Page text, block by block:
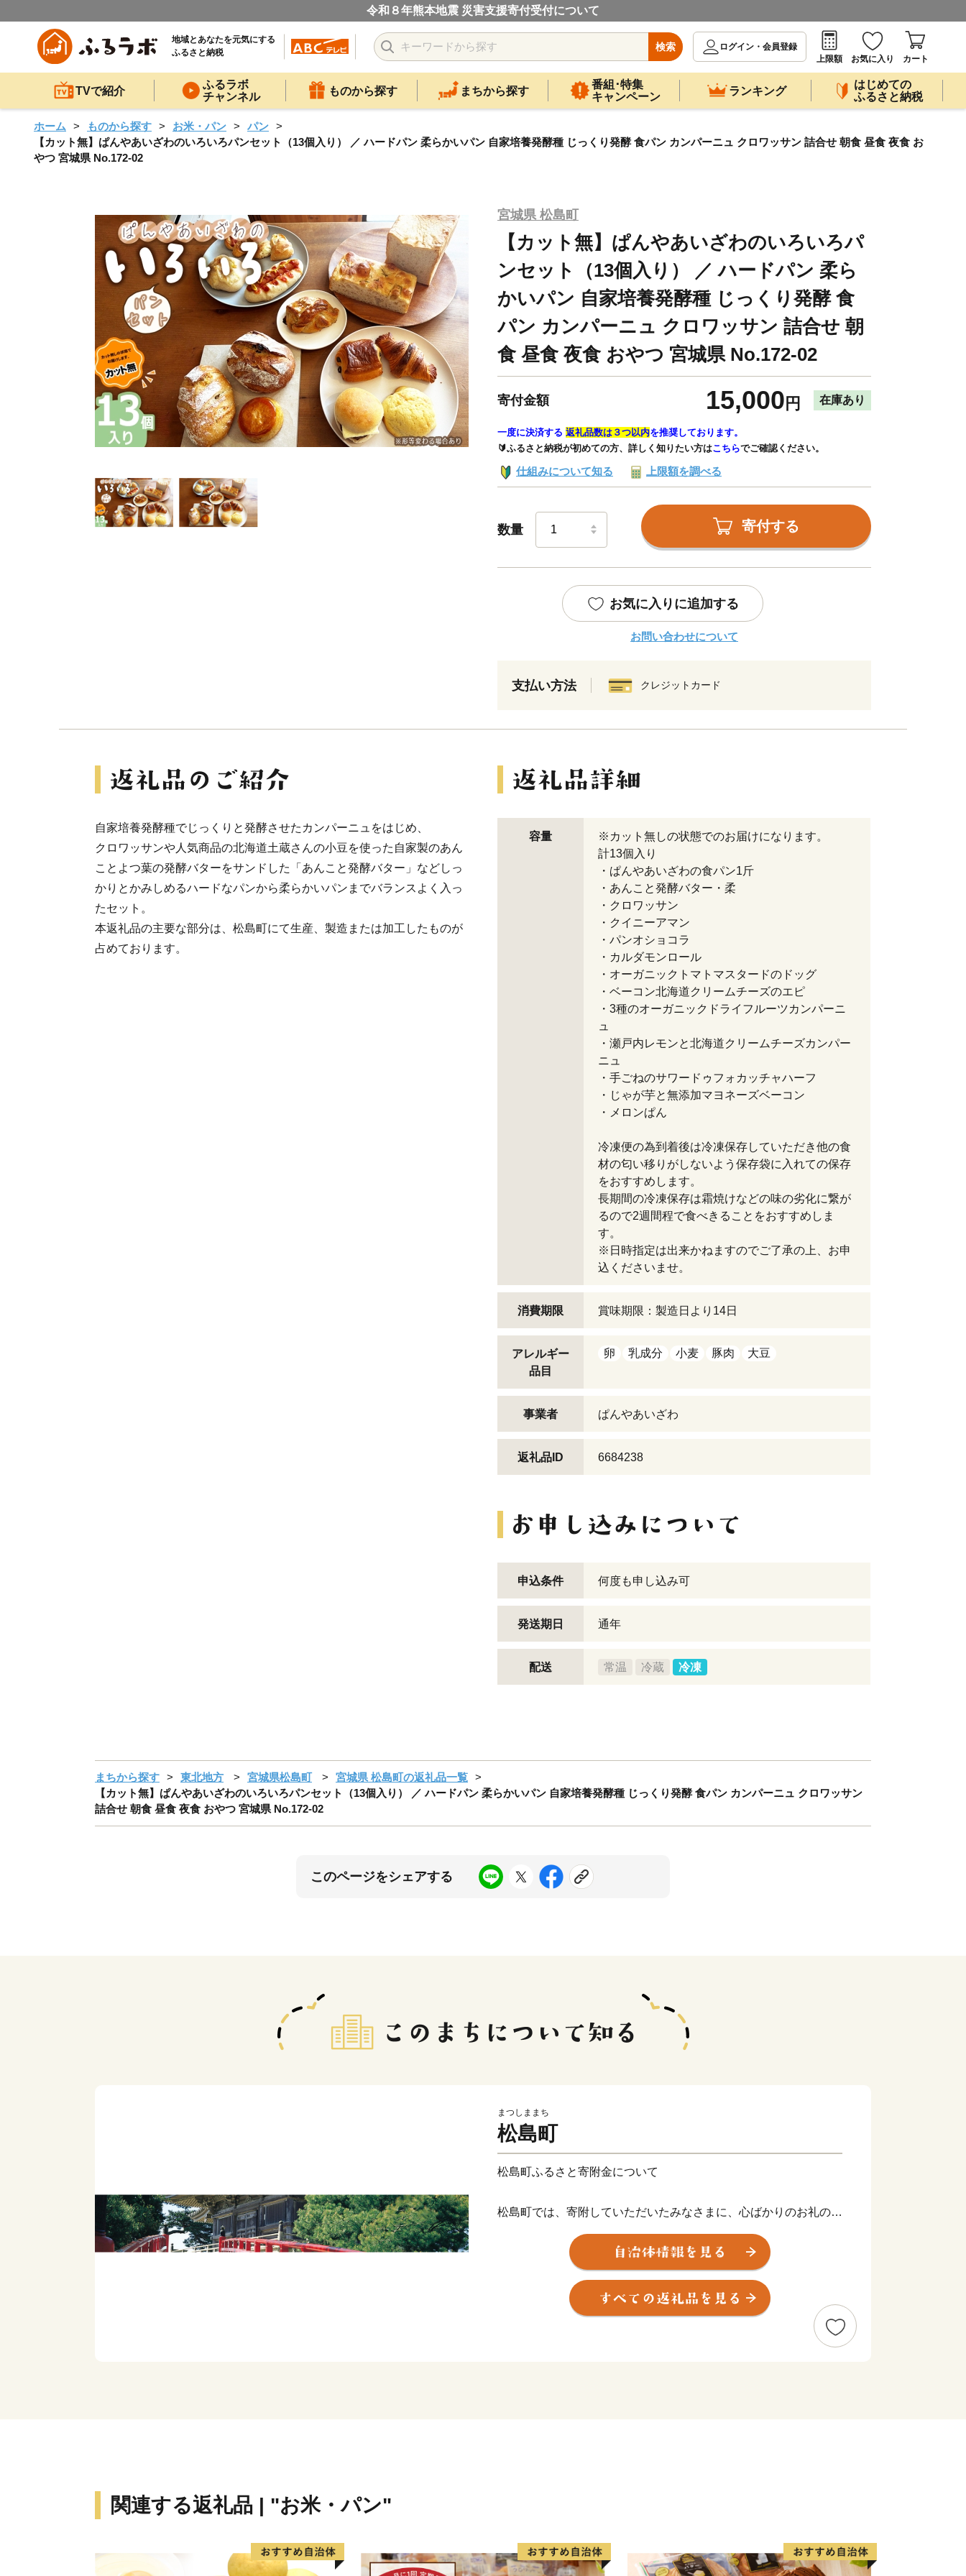
令和８年熊本地震 災害支援寄付受付について
地域とあなたを元気にする
ふるさと納税
検索
ログイン・会員登録
上限額
お気に入り カート
TVで紹介
ふるラボ
チャンネル
ものから探す まちから探す
番組･特集
キャンペーン
ランキング
はじめての
ふるさと納税
ホーム ものから探す お米・パン
パン
【カット無】ぱんやあいざわのいろいろパンセット（13個入り） ／ ハードパン 柔らかいパン 自家培養発酵種 じっくり発酵 食パン カンパーニュ クロワッサン 詰合せ 朝食 昼食 夜食 お
やつ 宮城県 No.172-02
宮城県 松島町
【カット無】ぱんやあいざわのいろいろパ
ンセット（13個入り） ／ ハードパン 柔ら
かいパン 自家培養発酵種 じっくり発酵 食
パン カンパーニュ クロワッサン 詰合せ 朝
食 昼食 夜食 おやつ 宮城県 No.172-02
寄付金額 15,000 円 在庫あり
一度に決済する 返礼品数は３つ以内を推奨しております。
🔰ふるさと納税が初めての方、詳しく知りたい方はこちらでご確認ください。
仕組みについて知る 上限額を調べる
数量 寄付する
お気に入りに追加する
お問い合わせについて
支払い方法 クレジットカード
自家培養発酵種でじっくりと発酵させたカンパーニュをはじめ、
クロワッサンや人気商品の北海道土蔵さんの小豆を使った自家製のあん
ことよつ葉の発酵バターをサンドした「あんこと発酵バター」などしっ
かりとかみしめるハードなパンから柔らかいパンまでバランスよく入っ
たセット。
本返礼品の主要な部分は、松島町にて生産、製造または加工したものが
占めております。
容量
※カット無しの状態でのお届けになります。
計13個入り
・ぱんやあいざわの食パン1斤
・あんこと発酵バター・柔
・クロワッサン
・クイニーアマン
・パンオショコラ
・カルダモンロール
・オーガニックトマトマスタードのドッグ
・ベーコン北海道クリームチーズのエピ
・3種のオーガニックドライフルーツカンパーニ
ュ
・瀬戸内レモンと北海道クリームチーズカンパー
ニュ
・手ごねのサワードゥフォカッチャハーフ
・じゃが芋と無添加マヨネーズベーコン
・メロンぱん
冷凍便の為到着後は冷凍保存していただき他の食
材の匂い移りがしないよう保存袋に入れての保存
をおすすめします。
長期間の冷凍保存は霜焼けなどの味の劣化に繋が
るので2週間程で食べきることをおすすめしま
す。
※日時指定は出来かねますのでご了承の上、お申
込くださいませ。
消費期限 賞味期限：製造日より14日
アレルギー
品目
卵 乳成分 小麦 豚肉 大豆
事業者 ぱんやあいざわ
返礼品ID 6684238
申込条件 何度も申し込み可
発送期日 通年
配送 常温 冷蔵 冷凍
まちから探す 東北地方 宮城県松島町
宮城県 松島町の返礼品一覧
【カット無】ぱんやあいざわのいろいろパンセット（13個入り） ／ ハードパン 柔らかいパン 自家培養発酵種 じっくり発酵 食パン カンパーニュ クロワッサン
詰合せ 朝食 昼食 夜食 おやつ 宮城県 No.172-02
このページをシェアする
まつしままち
松島町
松島町ふるさと寄附金について
松島町では、寄附していただいたみなさまに、心ばかりのお礼の品
をご用意しております。
※特典商品の送付は、松島町外にお住まいの方に限らさせていただ
※お礼の品のお届けには1～2ヶ月程度かかることがあります。
関連する返礼品 | "お米・パン"